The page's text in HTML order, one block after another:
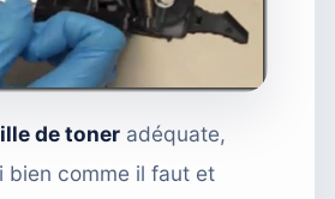
de toner adéquate,
bien comme il faut et